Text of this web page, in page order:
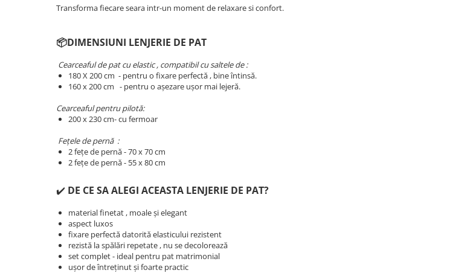
Transforma fiecare seara intr-un moment de relaxare si confort.
📦DIMENSIUNI LENJERIE DE PAT
Cearceaful de pat cu elastic , compatibil cu saltele de :
180 X 200 cm - pentru o fixare perfectă , bine întinsă.
​​​​160 x 200 cm - pentru o așezare ușor mai lejeră.
Cearceaful pentru pilotă:
200 x 230 cm- cu fermoar
Fețele de pernă :
2 fețe de pernă - 70 x 70 cm
2 fețe de pernă - 55 x 80 cm
✔️ DE CE SA ALEGI ACEASTA LENJERIE DE PAT?
material finetat , moale și elegant
aspect luxos
fixare perfectă datorită elasticului rezistent
rezistă la spălări repetate , nu se decolorează
set complet - ideal pentru pat matrimonial
ușor de întreținut și foarte practic